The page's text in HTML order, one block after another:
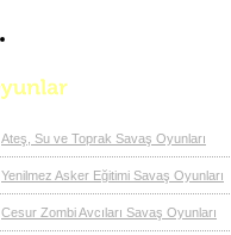
Ateş, Su ve Toprak Savaş Oyunları
Yenilmez Asker Eğitimi Savaş Oyunları
Cesur Zombi Avcıları Savaş Oyunları